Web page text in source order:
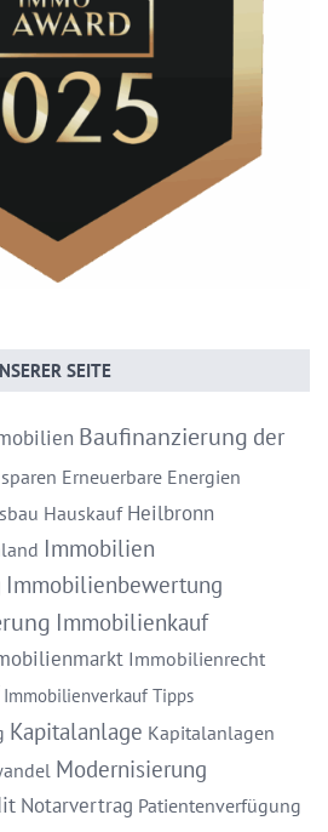
SEITE
Baufinanzierung der
Erneuerbare Energien
Hauskauf Heilbronn
Immobilien
Immobilienbewertung
Immobilienkauf
Immobilienrecht
Immobilienverkauf Tipps
Kapitalanlage Kapitalanlagen
Modernisierung
Notarvertrag Patientenverfügung